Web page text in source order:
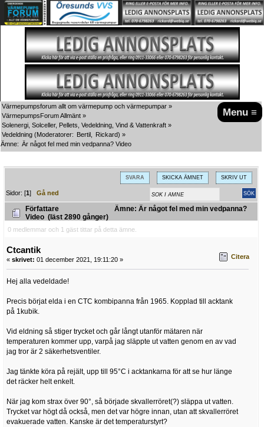
Menu ≡
Värmepumpsforum allt om värmepump och värmepumpar »
VärmepumpsForum Allmänt »
Solenergi, Solceller, Pellets, Vedeldning, Vind & Vattenkraft »
Vedeldning (Moderatorer: Bertil Rickard) »
Ämne: Är något fel med min vedpanna? Video
SVARA SKICKA ÄMNET SKRIV UT
Sidor: [1]Gå ned
Författare
Ämne: Är något fel med min vedpanna?
Video (läst 2890 gånger)
0 medlemmar och 1 gäst tittar på detta ämne.
Ctcantik
« skrivet: 01 december 2021, 19:11:20 » Citera
Hej alla vedeldade!
Precis börjat elda i en CTC kombipanna från 1965. Kopplad till acktank
på 1kubik.
Vid eldning så stiger trycket och går långt utanför mätaren när
temperaturen kommer upp, varpå jag släppte ut vatten genom en av vad
jag tror är 2 säkerhetsventiler.
Jag tänkte köra på rejält, upp till 95°C i acktankarna för att se hur länge
det räcker helt enkelt.
När jag kom strax över 90°, så började skvallerröret(?) släppa ut vatten.
Trycket var högt då också, men det var högre innan, utan att skvallerröret
evakuerade vatten. Kanske är det temperaturstyrt?